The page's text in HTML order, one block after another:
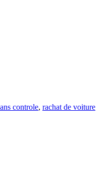
controle, rachat de voiture